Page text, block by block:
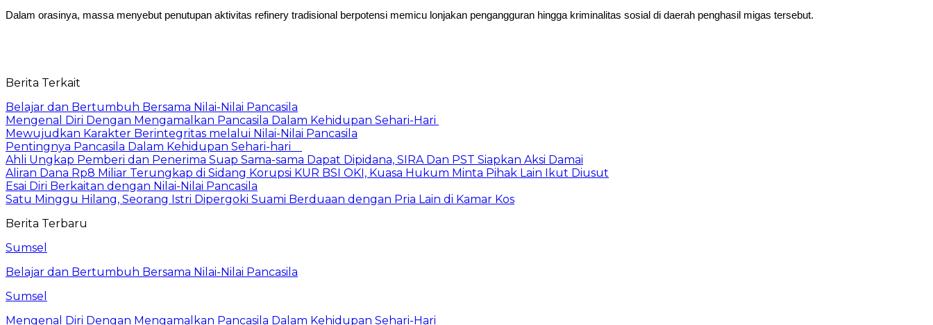
Dalam orasinya, massa menyebut penutupan aktivitas refinery tradisional berpotensi memicu lonjakan pengangguran hingga kriminalitas sosial di daerah penghasil migas tersebut.
Berita Terkait
Belajar dan Bertumbuh Bersama Nilai-Nilai Pancasila
Mengenal Diri Dengan Mengamalkan Pancasila Dalam Kehidupan Sehari-Hari
Mewujudkan Karakter Berintegritas melalui Nilai-Nilai Pancasila
Pentingnya Pancasila Dalam Kehidupan Sehari-hari
Ahli Ungkap Pemberi dan Penerima Suap Sama-sama Dapat Dipidana, SIRA Dan PST Siapkan Aksi Damai
Aliran Dana Rp8 Miliar Terungkap di Sidang Korupsi KUR BSI OKI, Kuasa Hukum Minta Pihak Lain Ikut Diusut
Esai Diri Berkaitan dengan Nilai-Nilai Pancasila
Satu Minggu Hilang, Seorang Istri Dipergoki Suami Berduaan dengan Pria Lain di Kamar Kos
Berita Terbaru
Sumsel
Belajar dan Bertumbuh Bersama Nilai-Nilai Pancasila
Sumsel
Mengenal Diri Dengan Mengamalkan Pancasila Dalam Kehidupan Sehari-Hari